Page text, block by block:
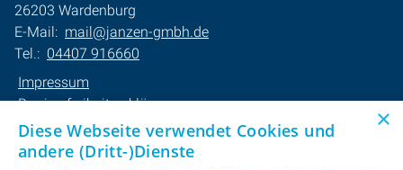
26203 Wardenburg
E-Mail: mail@janzen-gmbh.de
Tel.: 04407 916660
Impressum
Barrierefreiheitserklärung
Datenschutzerklärung
AGB
×
Diese Webseite verwendet Cookies und
andere (Dritt-)Dienste